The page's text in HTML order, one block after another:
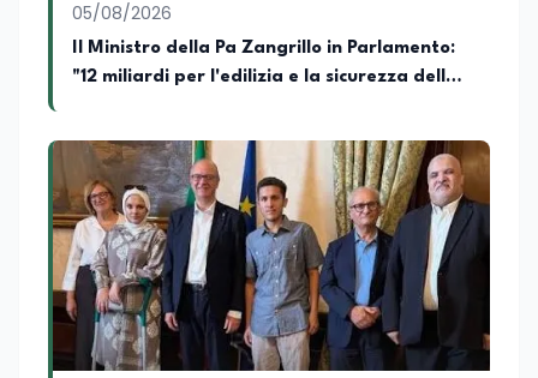
cambiamenti sociali, con l’obiettivo di
offrire strumenti utili per comprendere la
realtà contemporanea.
05/08/2026
Il Ministro della Pa Zangrillo in Parlamento:
"12 miliardi per l'edilizia e la sicurezza delle